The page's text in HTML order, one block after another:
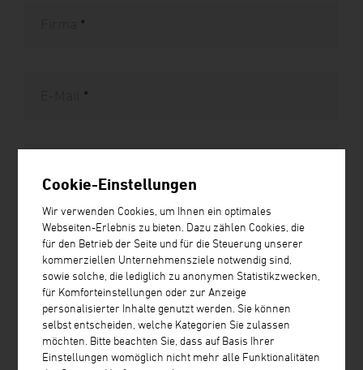
*
*
Wie können wir Ihnen helfen?
Was möchten Sie?
Bitte senden Sie mir ein Angebot
Bitte kontaktieren Sie mich per Telefon
Bitte um Antwort per Email
Bitte senden Sie mir Produktunterlagen
Cookie-Einstellungen
Wir verwenden Cookies, um Ihnen ein optimales
Webseiten-Erlebnis zu bieten. Dazu zählen Cookies, die
für den Betrieb der Seite und für die Steuerung unserer
kommerziellen Unternehmensziele notwendig sind,
sowie solche, die lediglich zu anonymen Statistikzwecken,
für Komforteinstellungen oder zur Anzeige
personalisierter Inhalte genutzt werden. Sie können
selbst entscheiden, welche Kategorien Sie zulassen
möchten. Bitte beachten Sie, dass auf Basis Ihrer
Einstellungen womöglich nicht mehr alle Funktionalitäten